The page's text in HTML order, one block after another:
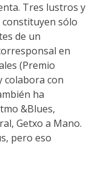
Tres lustros y
constituyen sólo
de un
en
(Premio
colabora con
ha
&Blues,
Getxo a Mano.
pero eso